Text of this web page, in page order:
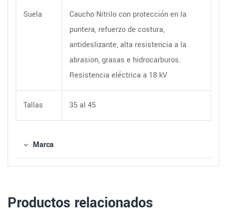
Suela
Caucho Nitrilo con protección en la
puntera, refuerzo de costura,
antideslizante, alta resistencia a la
abrasion, grasas e hidrocarburos.
Resistencia eléctrica a 18 kV
Tallas 35 al 45
Marca
Productos relacionados